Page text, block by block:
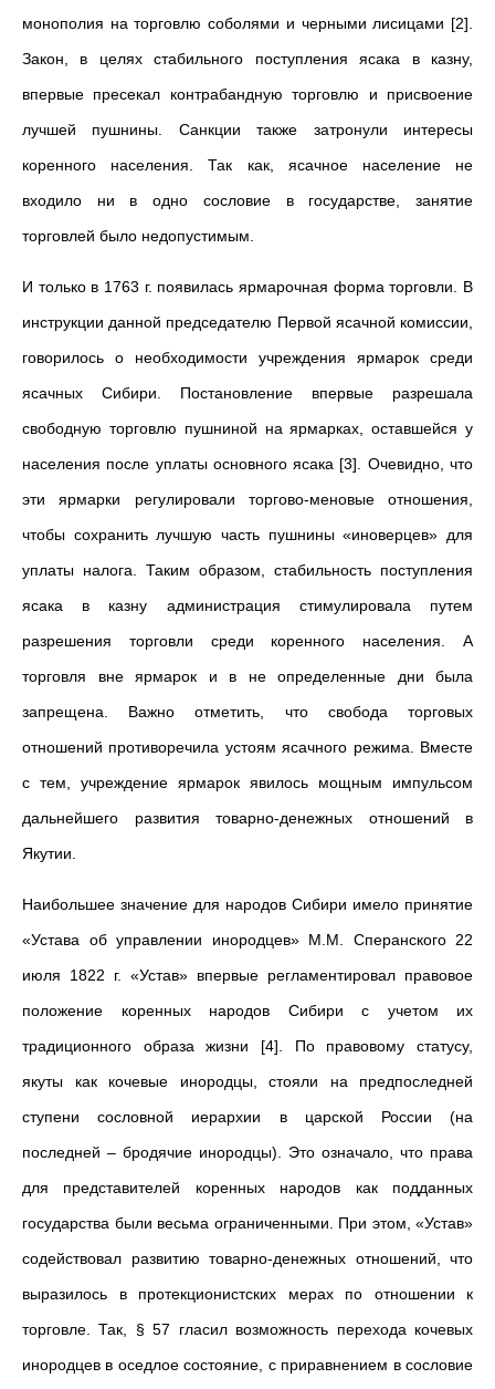
монополия на торговлю соболями и черными лисицами [2].
Закон, в целях стабильного поступления ясака в казну,
впервые пресекал контрабандную торговлю и присвоение
лучшей пушнины. Санкции также затронули интересы
коренного населения. Так как, ясачное население не
входило ни в одно сословие в государстве, занятие
торговлей было недопустимым.
И только в 1763 г. появилась ярмарочная форма торговли. В
инструкции данной председателю Первой ясачной комиссии,
говорилось о необходимости учреждения ярмарок среди
ясачных Сибири. Постановление впервые разрешала
свободную торговлю пушниной на ярмарках, оставшейся у
населения после уплаты основного ясака [3]. Очевидно, что
эти ярмарки регулировали торгово-меновые отношения,
чтобы сохранить лучшую часть пушнины «иноверцев» для
уплаты налога. Таким образом, стабильность поступления
ясака в казну администрация стимулировала путем
разрешения торговли среди коренного населения. А
торговля вне ярмарок и в не определенные дни была
запрещена. Важно отметить, что свобода торговых
отношений противоречила устоям ясачного режима. Вместе
с тем, учреждение ярмарок явилось мощным импульсом
дальнейшего развития товарно-денежных отношений в
Якутии.
Наибольшее значение для народов Сибири имело принятие
«Устава об управлении инородцев» М.М. Сперанского 22
июля 1822 г. «Устав» впервые регламентировал правовое
положение коренных народов Сибири с учетом их
традиционного образа жизни [4]. По правовому статусу,
якуты как кочевые инородцы, стояли на предпоследней
ступени сословной иерархии в царской России (на
последней – бродячие инородцы). Это означало, что права
для представителей коренных народов как подданных
государства были весьма ограниченными. При этом, «Устав»
содействовал развитию товарно-денежных отношений, что
выразилось в протекционистских мерах по отношении к
торговле. Так, § 57 гласил возможность перехода кочевых
инородцев в оседлое состояние, с приравнением в сословие